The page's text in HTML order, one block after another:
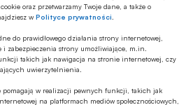
oraz przetwarzamy Twoje dane, a także o
wPolityce prywatności
do prawidłowego działania strony internetowej,
i zabezpieczenia strony umożliwiające, m.in.
takich jak nawigacja na stronie internetowej, czy
uwierzytelnienia.
pomagają w realizacji pewnych funkcji, takich jak
na platformach mediów społecznościowych,
Francesca Carlesi
Storoński / Nik Storoński
Bank Wład Jacenko